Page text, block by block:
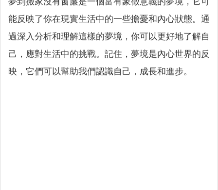
能反映了你在現實生活中的一些擔憂和內心狀態。通
過深入分析和理解這樣的夢境，你可以更好地了解自
己，應對生活中的挑戰。記住，夢境是內心世界的反
映，它們可以幫助我們認識自己，成長和進步。